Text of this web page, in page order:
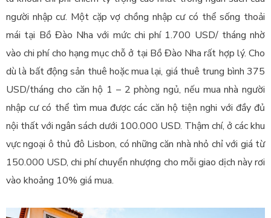
người nhập cư. Một cặp vợ chồng nhập cư có thể sống thoải
mái tại Bồ Đào Nha với mức chi phí 1.700 USD/ tháng nhờ
vào chi phí cho hạng mục chỗ ở tại Bồ Đào Nha rất hợp lý. Cho
dù là bất động sản thuê hoặc mua lại, giá thuê trung bình 375
USD/tháng cho căn hộ 1 – 2 phòng ngủ, nếu mua nhà người
nhập cư có thể tìm mua được các căn hộ tiện nghi với đầy đủ
nội thất với ngân sách dưới 100.000 USD. Thậm chí, ở các khu
vực ngoại ô thủ đô Lisbon, có những căn nhà nhỏ chỉ với giá từ
150.000 USD, chi phí chuyển nhượng cho mỗi giao dịch này rơi
vào khoảng 10% giá mua.